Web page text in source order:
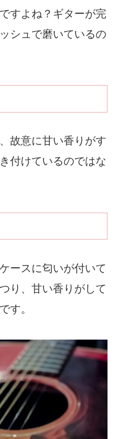
すよね？ギターが完
シュで磨いているの
故意に甘い香りがす
付けているのではな
ースに匂いが付いて
り、甘い香りがして
す。